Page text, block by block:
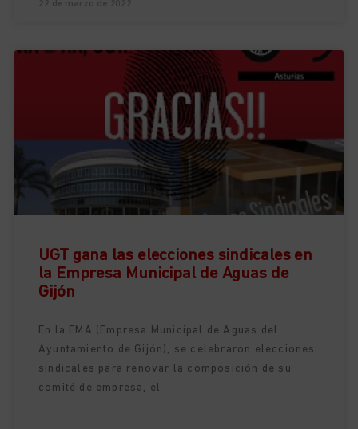
UGT gana las elecciones sindicales en
la Empresa Municipal de Aguas de
Gijón
En la EMA (Empresa Municipal de Aguas del
Ayuntamiento de Gijón), se celebraron elecciones
sindicales para renovar la composición de su
comité de empresa, el